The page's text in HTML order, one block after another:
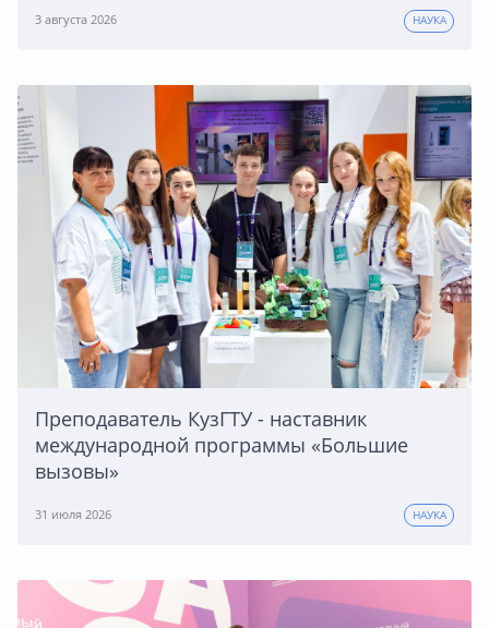
3 августа 2026 НАУКА
Преподаватель КузГТУ - наставник
международной программы «Большие
вызовы»
31 июля 2026 НАУКА